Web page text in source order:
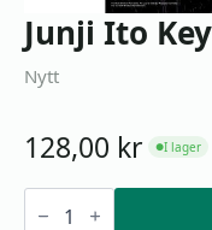
Junji Ito
Nytt
128,00 kr ●I lager
Junji
Ito